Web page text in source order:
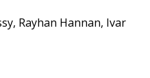
Rayhan Hannan, Ivar